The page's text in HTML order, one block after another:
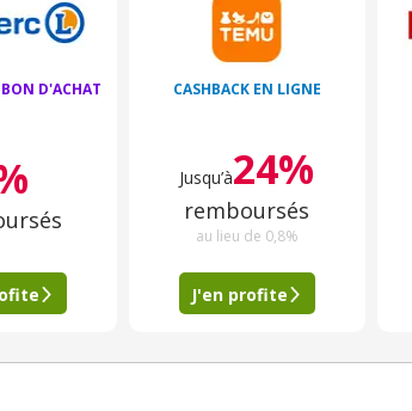
D'ACHAT CASHBACK EN LIGNE
Jusqu’à24%
remboursés
au lieu de 0,8%
J'en profite